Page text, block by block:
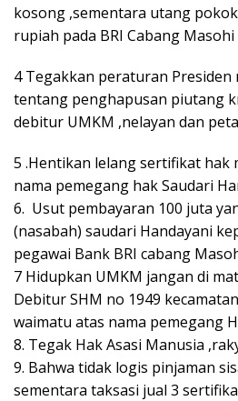
kosong ,sementara utang
rupiah pada BRI Cabang Masohi
4 Tegakkan peraturan
tentang penghapusan piutang
debitur UMKM ,nelayan dan
5 .Hentikan lelang sertifikat hak
nama pemegang hak Saudari
6. Usut pembayaran 100 juta
(nasabah) saudari Handayani
pegawai Bank BRI cabang
7 Hidupkan UMKM jangan di
Debitur SHM no 1949
waimatu atas nama pemegang
8. Tegak Hak Asasi Manusia
9. Bahwa tidak logis pinjaman
sementara taksasi jual 3